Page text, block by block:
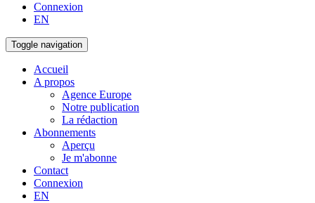
Connexion
EN
Toggle navigation
Accueil
A propos
Agence Europe
Notre publication
La rédaction
Abonnements
Aperçu
Je m'abonne
Contact
Connexion
EN